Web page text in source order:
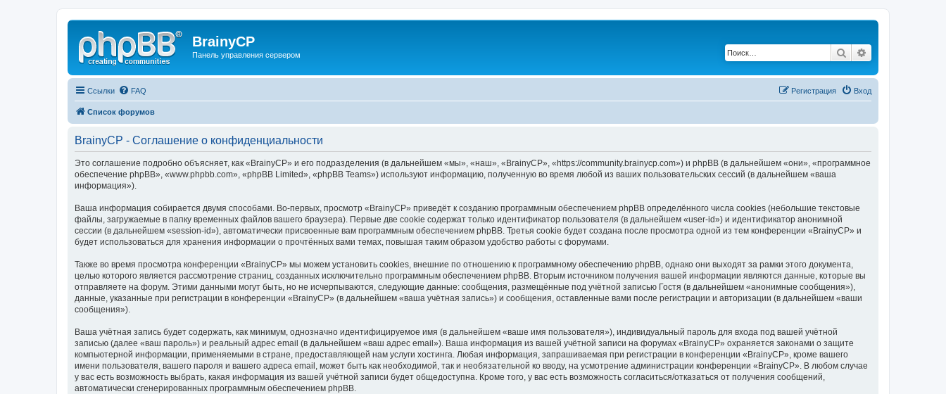
BrainyCP
Панель управления сервером Поиск
Ссылки FAQ Вход
Регистрация
Список форумов
BrainyCP - Соглашение о конфиденциальности
Это соглашение подробно объясняет, как «BrainyCP» и его подразделения (в дальнейшем «мы», «наш», «BrainyCP», «https://community.brainycp.com») и phpBB (в дальнейшем «они», «программное
обеспечение phpBB», «www.phpbb.com», «phpBB Limited», «phpBB Teams») используют информацию, полученную во время любой из ваших пользовательских сессий (в дальнейшем «ваша
информация»).
Ваша информация собирается двумя способами. Во-первых, просмотр «BrainyCP» приведёт к созданию программным обеспечением phpBB определённого числа cookies (небольшие текстовые
файлы, загружаемые в папку временных файлов вашего браузера). Первые две cookie содержат только идентификатор пользователя (в дальнейшем «user-id») и идентификатор анонимной
сессии (в дальнейшем «session-id»), автоматически присвоенные вам программным обеспечением phpBB. Третья cookie будет создана после просмотра одной из тем конференции «BrainyCP» и
будет использоваться для хранения информации о прочтённых вами темах, повышая таким образом удобство работы с форумами.
Также во время просмотра конференции «BrainyCP» мы можем установить cookies, внешние по отношению к программному обеспечению phpBB, однако они выходят за рамки этого документа,
целью которого является рассмотрение страниц, созданных исключительно программным обеспечением phpBB. Вторым источником получения вашей информации являются данные, которые вы
отправляете на форум. Этими данными могут быть, но не исчерпываются, следующие данные: сообщения, размещённые под учётной записью Гостя (в дальнейшем «анонимные сообщения»),
данные, указанные при регистрации в конференции «BrainyCP» (в дальнейшем «ваша учётная запись») и сообщения, оставленные вами после регистрации и авторизации (в дальнейшем «ваши
сообщения»).
Ваша учётная запись будет содержать, как минимум, однозначно идентифицируемое имя (в дальнейшем «ваше имя пользователя»), индивидуальный пароль для входа под вашей учётной
записью (далее «ваш пароль») и реальный адрес email (в дальнейшем «ваш адрес email»). Ваша информация из вашей учётной записи на форумах «BrainyCP» охраняется законами о защите
компьютерной информации, применяемыми в стране, предоставляющей нам услуги хостинга. Любая информация, запрашиваемая при регистрации в конференции «BrainyCP», кроме вашего
имени пользователя, вашего пароля и вашего адреса email, может быть как необходимой, так и необязательной ко вводу, на усмотрение администрации конференции «BrainyCP». В любом случае
у вас есть возможность выбрать, какая информация из вашей учётной записи будет общедоступна. Кроме того, у вас есть возможность согласиться/отказаться от получения сообщений,
автоматически сгенерированных программным обеспечением phpBB.